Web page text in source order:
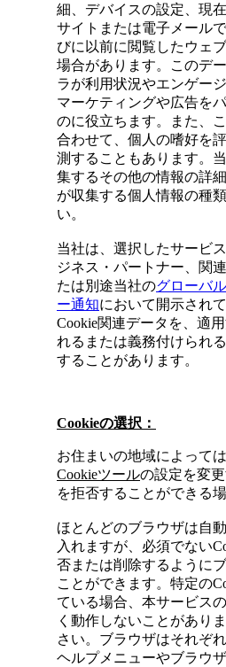
細、デバイスの設定、現
サイトまたは電子メール
びに以前に閲覧したウェ
場合があります。このデ
ラが利用状況やエンゲー
マーケティングや広告を
のに役立ちます。また、
合わせて、個人の嗜好を
測することもあります。
集するその他の情報の詳
が収集する個人情報の種
い。
当社は、選択したサービ
ジネス・パートナー、関
たは別途当社のグローバ
ー通知において開示され
Cookie関連データを、適
れるまたは義務付けられ
することがあります。
Cookieの選択：
お住まいの地域によって
Cookieツールの設定を変
を拒否することができる
ほとんどのブラウザは自
入れますが、必須でない
否または削除するように
ことができます。特定の
ている場合、本サービス
く動作しないことがあり
さい。ブラウザはそれぞ
ヘルプメニューやブラウ